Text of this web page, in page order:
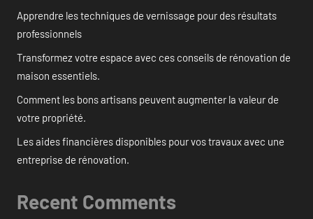
Apprendre les techniques de vernissage pour des résultats
professionnels
Transformez votre espace avec ces conseils de rénovation de
maison essentiels.
Comment les bons artisans peuvent augmenter la valeur de
votre propriété.
Les aides financières disponibles pour vos travaux avec une
entreprise de rénovation.
Recent Comments